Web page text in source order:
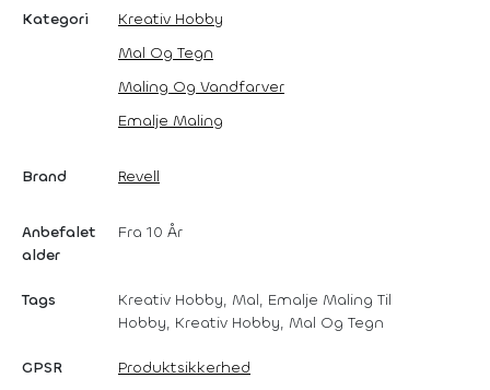
Kategori
Kreativ Hobby
Mal Og Tegn
Maling Og Vandfarver
Emalje Maling
Brand Revell
Anbefalet
alder
Fra 10 År
Tags
Kreativ Hobby, Mal, Emalje Maling Til
Hobby, Kreativ Hobby, Mal Og Tegn
GPSR Produktsikkerhed